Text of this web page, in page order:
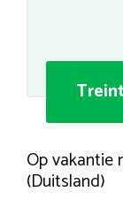
Op vakantie
(Duitsland)